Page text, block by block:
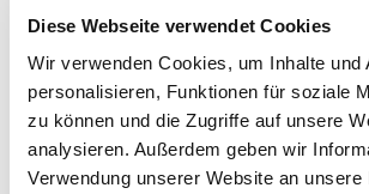
Diese Webseite verwendet Cookies
Wir verwenden Cookies, um Inhalte und
personalisieren, Funktionen für soziale
zu können und die Zugriffe auf unsere
analysieren. Außerdem geben wir
Verwendung unserer Website an unsere
Gewicht (kg) 0,03
Zolltarifnummer
GTIN / EAN
Innen Durchmesser (mm)